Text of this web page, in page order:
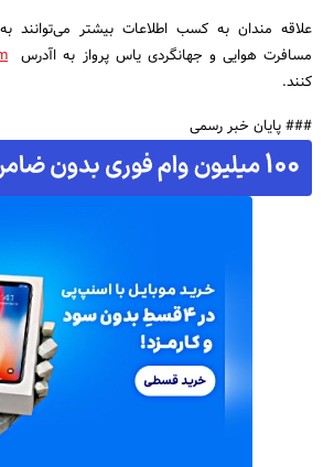
علاقه مندان به کسب اطلاعات بیشتر
مسافرت هوایی و جهانگردی یاس پرواز به اآدرس
کنند.
### پایان خبر رسمی